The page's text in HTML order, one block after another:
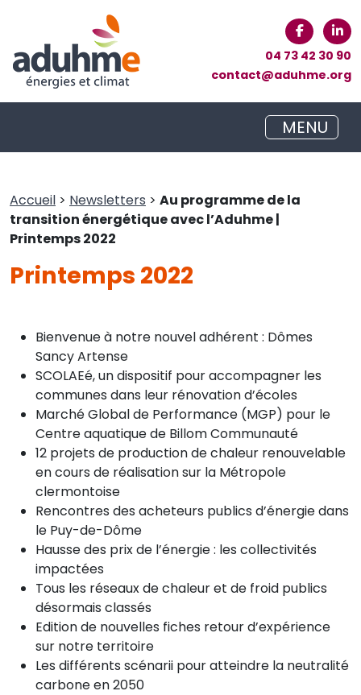
04 73 42 30 90
contact@aduhme.org
MENU
Accueil > Newsletters > Au programme de la
transition énergétique avec l’Aduhme |
Printemps 2022
Printemps 2022
Bienvenue à notre nouvel adhérent : Dômes
Sancy Artense
SCOLAEé, un dispositif pour accompagner les
communes dans leur rénovation d’écoles
Marché Global de Performance (MGP) pour le
Centre aquatique de Billom Communauté
12 projets de production de chaleur renouvelable
en cours de réalisation sur la Métropole
clermontoise
Rencontres des acheteurs publics d’énergie dans
le Puy-de-Dôme
Hausse des prix de l’énergie : les collectivités
impactées
Tous les réseaux de chaleur et de froid publics
désormais classés
Edition de nouvelles fiches retour d’expérience
sur notre territoire
Les différents scénarii pour atteindre la neutralité
carbone en 2050